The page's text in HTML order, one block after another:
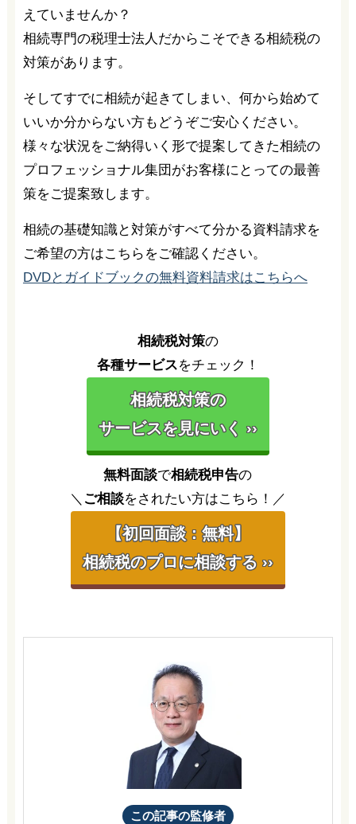
えていませんか？
相続専門の税理士法人だからこそできる相続税の
対策があります。
そしてすでに相続が起きてしまい、何から始めて
いいか分からない方もどうぞご安心ください。
様々な状況をご納得いく形で提案してきた相続の
プロフェッショナル集団がお客様にとっての最善
策をご提案致します。
相続の基礎知識と対策がすべて分かる資料請求を
ご希望の方はこちらをご確認ください。
DVDとガイドブックの無料資料請求はこちらへ
相続税対策の
各種サービスをチェック！
相続税対策の
サービスを見にいく ››
無料面談で相続税申告の
＼ ご相談をされたい方はこちら！／
【初回面談：無料】
相続税のプロに相談する ››
この記事の監修者